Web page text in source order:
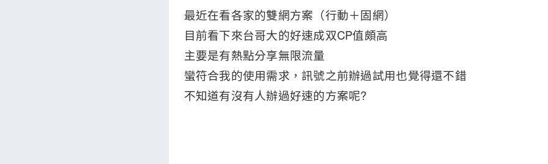
最近在看各家的雙網方案（行動＋固網）
目前看下來台哥大的好速成双CP值頗高
主要是有熱點分享無限流量
蠻符合我的使用需求，訊號之前辦過試用也覺得還不錯
不知道有沒有人辦過好速的方案呢?